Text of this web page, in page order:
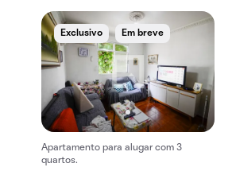
Exclusivo Em breve
Apartamento para alugar com 3
quartos.